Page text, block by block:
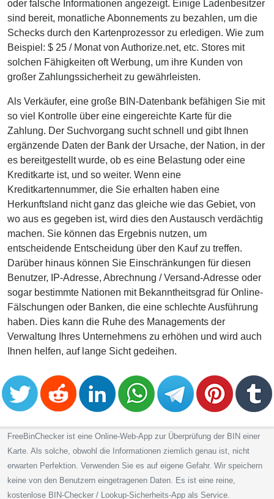
oder falsche Informationen angezeigt. Einige Ladenbesitzer
sind bereit, monatliche Abonnements zu bezahlen, um die
Schecks durch den Kartenprozessor zu erledigen. Wie zum
Beispiel: $ 25 / Monat von Authorize.net, etc. Stores mit
solchen Fähigkeiten oft Werbung, um ihre Kunden von
großer Zahlungssicherheit zu gewährleisten.
Als Verkäufer, eine große BIN-Datenbank befähigen Sie mit
so viel Kontrolle über eine eingereichte Karte für die
Zahlung. Der Suchvorgang sucht schnell und gibt Ihnen
ergänzende Daten der Bank der Ursache, der Nation, in der
es bereitgestellt wurde, ob es eine Belastung oder eine
Kreditkarte ist, und so weiter. Wenn eine
Kreditkartennummer, die Sie erhalten haben eine
Herkunftsland nicht ganz das gleiche wie das Gebiet, von
wo aus es gegeben ist, wird dies den Austausch verdächtig
machen. Sie können das Ergebnis nutzen, um
entscheidende Entscheidung über den Kauf zu treffen.
Darüber hinaus können Sie Einschränkungen für diesen
Benutzer, IP-Adresse, Abrechnung / Versand-Adresse oder
sogar bestimmte Nationen mit Bekanntheitsgrad für Online-
Fälschungen oder Banken, die eine schlechte Ausführung
haben. Dies kann die Ruhe des Managements der
Verwaltung Ihres Unternehmens zu erhöhen und wird auch
Ihnen helfen, auf lange Sicht gedeihen.
FreeBinChecker ist eine Online-Web-App zur Überprüfung der BIN einer
Karte. Als solche, obwohl die Informationen ziemlich genau ist, nicht
erwarten Perfektion. Verwenden Sie es auf eigene Gefahr. Wir speichern
keine von den Benutzern eingetragenen Daten. Es ist eine reine,
kostenlose BIN-Checker / Lookup-Sicherheits-App als Service.